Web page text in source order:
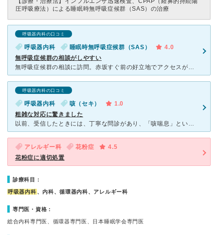
圧呼吸療法）による睡眠時無呼吸症候群（SAS）の治療
呼吸器内科の口コミ
呼吸器内科 睡眠時無呼吸症候群（SAS）
4.0
無呼吸症候群の相談がしやすい
無呼吸症候群の相談に訪問。赤坂すぐ前の好立地でアクセスが楽ということもあり選択しました。今もたまに通っています。 先生は若めで変わることが多いので頼りないところもあるが、基本的に良い方ばかりで相談し
呼吸器内科の口コミ
呼吸器内科 咳（セキ）
1.0
粗雑な対応に驚きました
以前、受信したときには、丁寧な問診があり、「咳喘息」という診断で、 吸引器を出してもらい、治った経験があるので、今回も受診しました。 でも、今回の先生は、「で、どうしました？」と上から目線の診
アレルギー科 花粉症
4.5
花粉症に適切処置
診療科目：
呼吸器内科 、内科、循環器内科、アレルギー科
専門医・資格：
総合内科専門医、循環器専門医、日本睡眠学会専門医